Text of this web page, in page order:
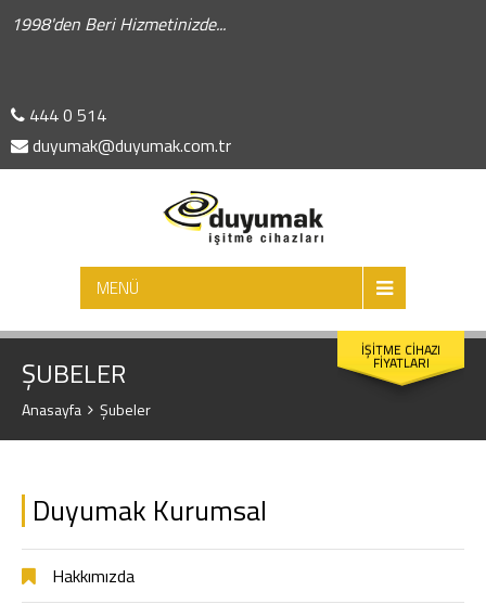
1998'den Beri Hizmetinizde...
444 0 514
duyumak@duyumak.com.tr
MENÜ
İŞİTME CİHAZI
FİYATLARI
ŞUBELER
Anasayfa Şubeler
Duyumak Kurumsal
Hakkımızda